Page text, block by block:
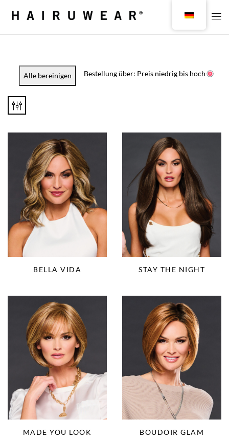
Alle bereinigen Bestellung über: Preis niedrig bis hoch
BELLA VIDA STAY THE NIGHT
MADE YOU LOOK BOUDOIR GLAM